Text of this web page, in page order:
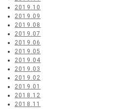
2019.10
2019.09
2019.08
2019.07
2019.06
2019.05
2019.04
2019.03
2019.02
2019.01
2018.12
2018.11